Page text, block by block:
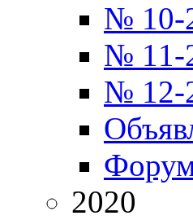
№ 10-
№ 11-
№ 12-
2020